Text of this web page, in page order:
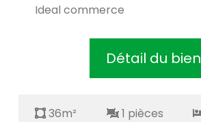
Ideal commerce
Détail du bien
36m² 1 pièces